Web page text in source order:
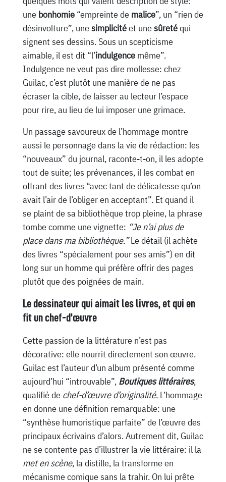
une bonhomie“empreinte de malice”, un “rien de
désinvolture”, unesimplicitéet unesûretéqui
signent ses dessins. Sous un scepticisme
aimable, il est dit “l’indulgencemême”.
Indulgence ne veut pas dire mollesse: chez
Guilac, c’est plutôt une manière de ne pas
écraser la cible, de laisser au lecteur l’espace
pour rire, au lieu de lui imposer une grimace.
Un passage savoureux de l’hommage montre
aussi le personnage dans la vie de rédaction: les
“nouveaux” du journal, raconte-t-on, il les adopte
tout de suite; les prévenances, il les combat en
offrant des livres “avec tant de délicatesse qu’on
avait l’air de l’obliger en acceptant”. Et quand il
se plaint de sa bibliothèque trop pleine, la phrase
tombe comme une vignette: “Je n’ai plus de
place dans ma bibliothèque.”Le détail (il achète
des livres “spécialement pour ses amis”) en dit
long sur un homme qui préfère offrir des pages
plutôt que des poignées de main.
Le dessinateur qui aimait les livres, et qui en
fit un chef-d’œuvre
Cette passion de la littérature n’est pas
décorative: elle nourrit directement son œuvre.
Guilac est l’auteur d’un album présenté comme
aujourd’hui “introuvable”, Boutiques littéraires,
qualifié de chef-d’œuvre d’originalité. L’hommage
en donne une définition remarquable: une
“synthèse humoristique parfaite” de l’œuvre des
principaux écrivains d’alors. Autrement dit, Guilac
ne se contente pas d’illustrer la vie littéraire: il la
met en scène, la distille, la transforme en
mécanisme comique sans la trahir. On lui prête